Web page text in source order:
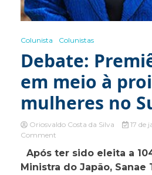
Colunista Colunistas
Debate:
em meio à
mulheres no
Oriosvaldo Costa da Silva 17 de
Comment
Premiê
japonesa
Após ter sido eleita a
Ministra do Japão, Sanae